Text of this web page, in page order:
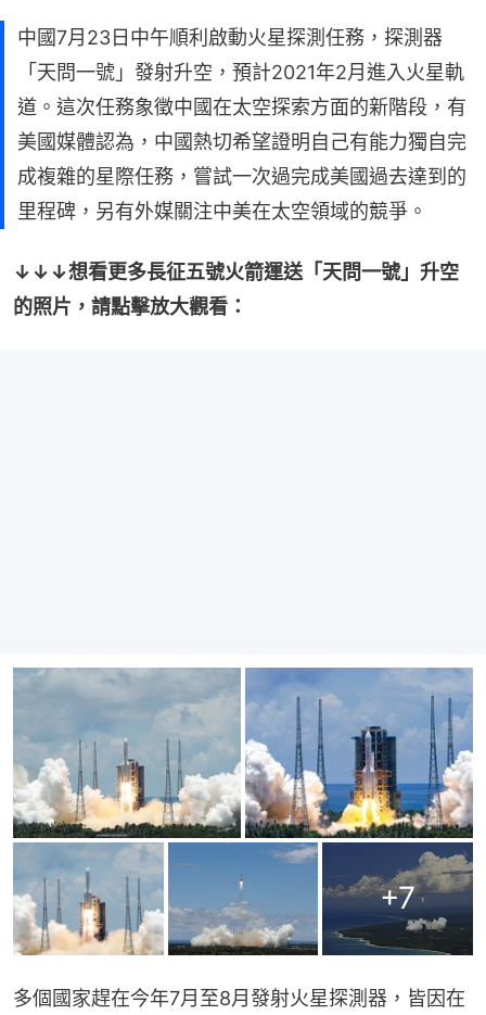
中國7月23日中午順利啟動火星探測任務，探測器
「天問一號」發射升空，預計2021年2月進入火星軌
道。這次任務象徵中國在太空探索方面的新階段，有
美國媒體認為，中國熱切希望證明自己有能力獨自完
成複雜的星際任務，嘗試一次過完成美國過去達到的
里程碑，另有外媒關注中美在太空領域的競爭。
↓↓↓想看更多長征五號火箭運送「天問一號」升空
的照片，請點擊放大觀看：
+7
多個國家趕在今年7月至8月發射火星探測器，皆因在